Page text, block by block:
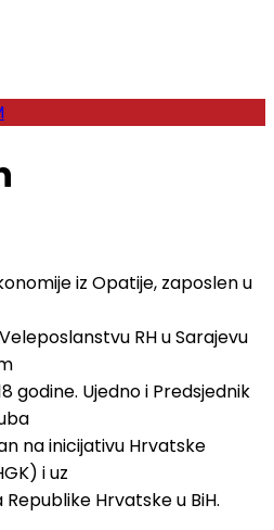
iz Opatije, zaposlen u
RH u Sarajevu
godine. Ujedno i Predsjednik
na inicijativu Hrvatske
i uz
Hrvatske u BiH.